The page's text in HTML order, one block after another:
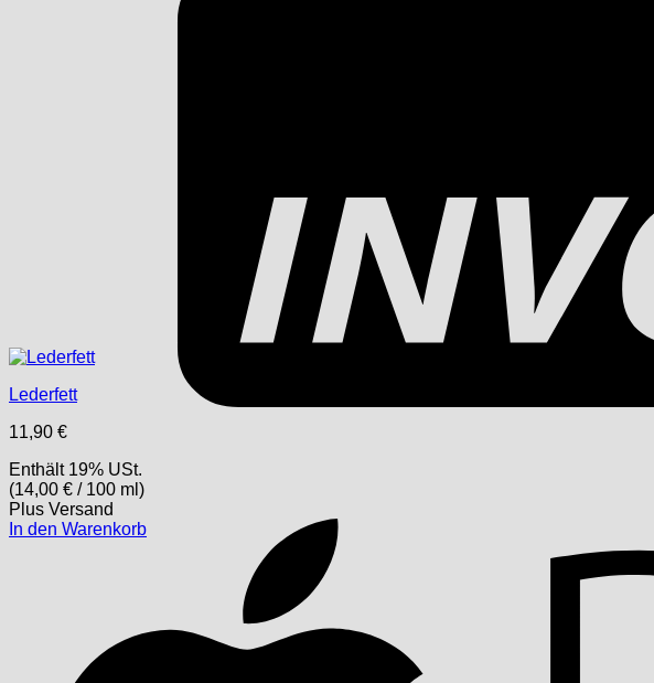
Lederfett
11,90 €
Enthält 19% USt.
(14,00 € / 100 ml)
Plus Versand
In den Warenkorb